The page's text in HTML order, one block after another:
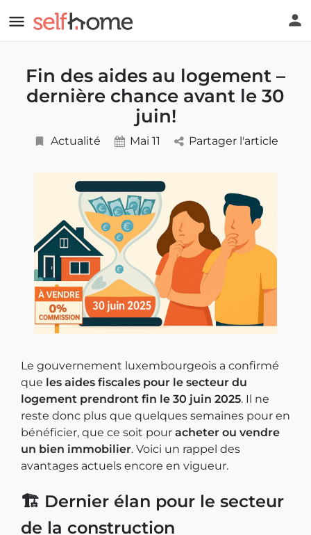
Fin des aides au logement –
dernière chance avant le 30
juin!
Actualité Mai 11 Partager l'article
Le gouvernement luxembourgeois a confirmé
que les aides fiscales pour le secteur du
logement prendront fin le 30 juin 2025. Il ne
reste donc plus que quelques semaines pour en
bénéficier, que ce soit pour acheter ou vendre
un bien immobilier. Voici un rappel des
avantages actuels encore en vigueur.
🏗️ Dernier élan pour le secteur
de la construction